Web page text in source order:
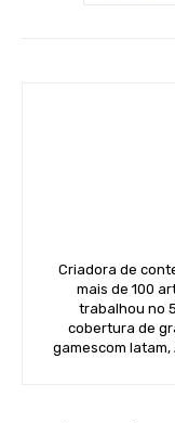
Criadora de
mais de 100
trabalhou no
cobertura de
gamescom latam,